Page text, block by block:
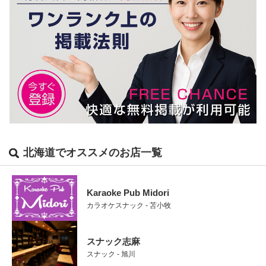
北海道でオススメのお店一覧
Karaoke Pub Midori
カラオケスナック - 苫小牧
スナック志麻
スナック - 旭川